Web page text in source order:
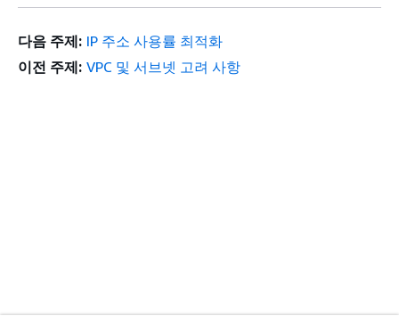
다음 주제: IP 주소 사용률 최적화
이전 주제: VPC 및 서브넷 고려 사항